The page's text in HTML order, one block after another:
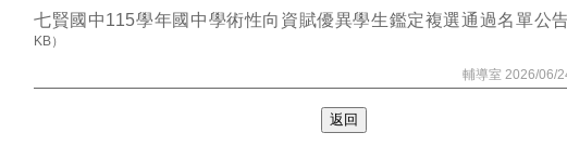
七賢國中115學年國中學術性向資賦優異學生鑑定複選通過名單公
KB）
輔導室 2026/06/
返回